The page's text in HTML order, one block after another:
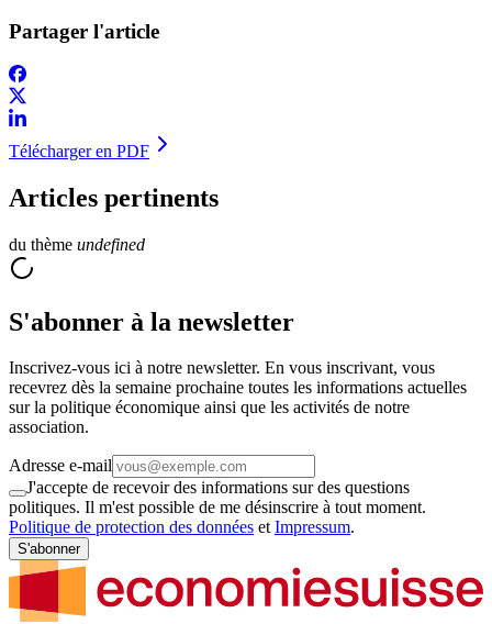
Partager l'article
Télécharger en PDF
Articles pertinents
du thème undefined
S'abonner à la newsletter
Inscrivez-vous ici à notre newsletter. En vous inscrivant, vous
recevrez dès la semaine prochaine toutes les informations actuelles
sur la politique économique ainsi que les activités de notre
association.
Adresse e-mail
J'accepte de recevoir des informations sur des questions
politiques. Il m'est possible de me désinscrire à tout moment.
Politique de protection des données etImpressum.
S'abonner